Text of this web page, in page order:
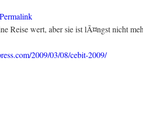
Permalink
Reise wert, aber sie ist lÃ¤ngst nicht
2009/03/08/cebit-2009/